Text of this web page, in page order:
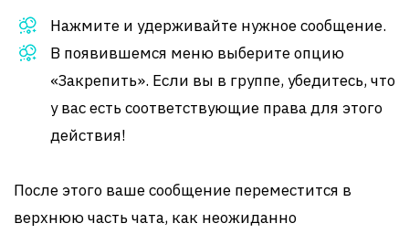
Нажмите и удерживайте нужное сообщение.
В появившемся меню выберите опцию
«Закрепить». Если вы в группе, убедитесь, что
у вас есть соответствующие права для этого
действия!
После этого ваше сообщение переместится в
верхнюю часть чата, как неожиданно